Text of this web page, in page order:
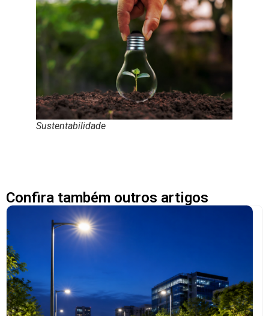
Sustentabilidade
Confira também outros artigos